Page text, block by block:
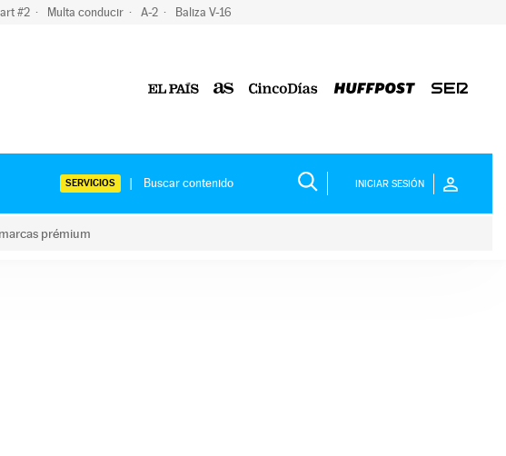
#2 Multa conducir A-2 Baliza V-16
SERVICIOS INICIAR SESIÓN
prémium